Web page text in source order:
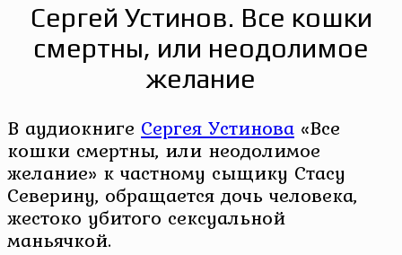
Сергей Устинов. Все кошки
смертны, или неодолимое
желание
В аудиокниге Сергея Устинова «Все
кошки смертны, или неодолимое
желание» к частному сыщику Стасу
Северину, обращается дочь человека,
жестоко убитого сексуальной
маньячкой.